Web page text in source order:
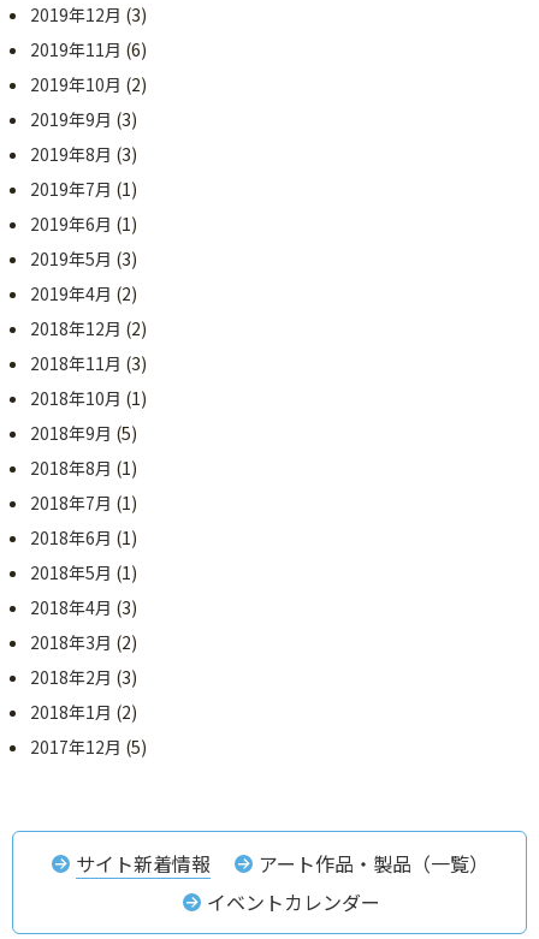
2019年12月 (3)
2019年11月 (6)
2019年10月 (2)
2019年9月 (3)
2019年8月 (3)
2019年7月 (1)
2019年6月 (1)
2019年5月 (3)
2019年4月 (2)
2018年12月 (2)
2018年11月 (3)
2018年10月 (1)
2018年9月 (5)
2018年8月 (1)
2018年7月 (1)
2018年6月 (1)
2018年5月 (1)
2018年4月 (3)
2018年3月 (2)
2018年2月 (3)
2018年1月 (2)
2017年12月 (5)
サイト新着情報
アート作品・製品（一覧）
イベントカレンダー